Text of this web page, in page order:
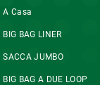
A Casa
BIG BAG LINER
SACCA JUMBO
BIG BAG A DUE LOOP